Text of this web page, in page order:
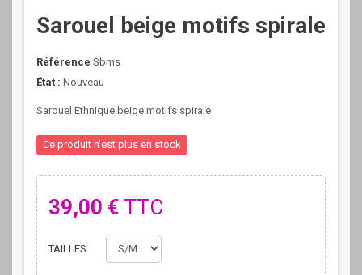
Sarouel beige motifs spirale
Référence Sbms
État : Nouveau
Sarouel Ethnique beige motifs spirale
Ce produit n'est plus en stock
39,00 € TTC
TAILLES